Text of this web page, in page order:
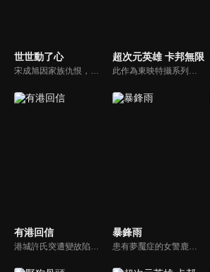
世世動了心 超次元英雄 卡邦無限
有港回信
港城許氏突遭變故陷入絕境，養女許晚信求助婚約對象沈灝，反被沈家父子要脅。緊急關頭，沈家小叔沈顧以沈氏大股東身份歸來，並與許晚信簽訂契約婚姻助其應對危機，許家爺爺在看到許晚信和沈顧後，驚覺二人酷似當年的救國情侶林書意與沈故，在他們的相互扶持中，前世未盡的緣分也被緩緩揭開的故事。
暴鋒雨
患有夢魘症的女警鹿一多年來堅持暗中追查父親重傷昏迷的真相，意外結識了高冷女警林深，二人攜手破獲一系列離奇命案，情誼日漸深厚的同時，鹿一發現林深似與父親舊案有著千絲萬縷的關聯...